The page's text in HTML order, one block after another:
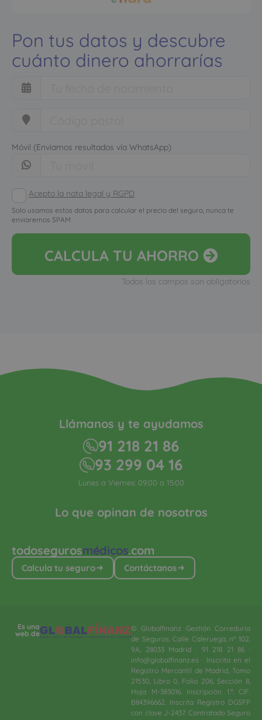
Pon tus datos y descubre
cuánto dinero ahorrarías
Móvil (Enviamos resultados vía WhatsApp)
Acepto la nota legal y RGPD
Solo usamos estos datos para calcular el precio del seguro, nunca te
enviaremos SPAM
CALCULA TU AHORRO
Todos los campos son obligatorios
todosegurosmédicos.com
Calcula tu seguro Contáctanos
Lo que opinan de nosotros
Llámanos y te ayudamos
91 218 21 86
93 299 04 16
Lunes a Viernes: 09:00 a 15:00
Es una
web de
© Globalfinanz Gestión Correduría
de Seguros. Calle Caleruega, nº 102,
9A, 28033 Madrid · 91 218 21 86 ·
info@globalfinanz.es · Inscrita en el
Registro Mercantil de Madrid, Tomo
21530, Libro 0, Folio 206, Sección 8,
Hoja M-383016. Inscripción 1.ª. CIF.
B84396662. Inscrita Registro DGSFP
con clave J-2437. Contratado Seguro